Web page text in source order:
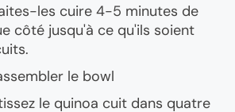
les cuire 4-5 minutes de
côté jusqu'à ce qu'ils soient
le bowl
le quinoa cuit dans quatre